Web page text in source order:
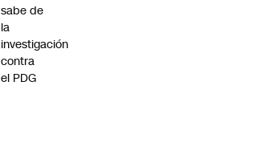
sabe de
la
investigación
contra
el PDG